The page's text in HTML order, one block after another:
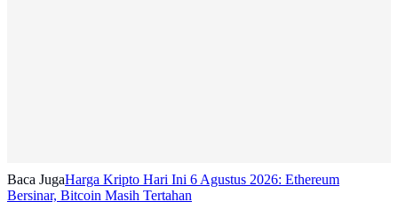
Baca JugaHarga Kripto Hari Ini 6 Agustus 2026: Ethereum
Bersinar, Bitcoin Masih Tertahan